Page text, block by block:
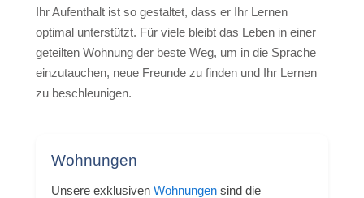
Bildungsurlaub Malta
Ihr Aufenthalt ist so gestaltet, dass er Ihr Lernen
optimal unterstützt. Für viele bleibt das Leben in einer
geteilten Wohnung der beste Weg, um in die Sprache
einzutauchen, neue Freunde zu finden und Ihr Lernen
zu beschleunigen.
Wohnungen
Unsere exklusiven Wohnungensind die